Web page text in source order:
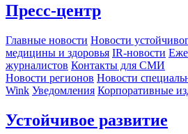
Пресс-центр
Главные новости Новости
медицины и здоровья IR-новости
журналистов Контакты для СМИ
Новости регионов Новости
Wink Уведомления Корпоративные
Устойчивое развитие